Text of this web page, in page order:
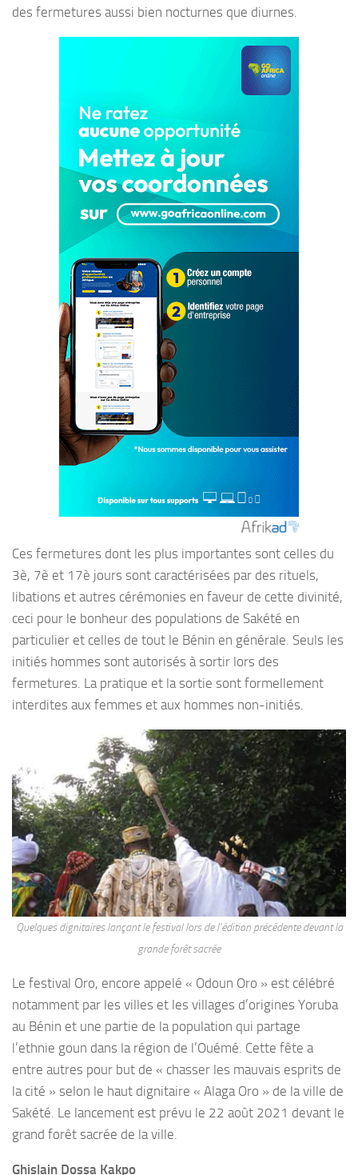
des fermetures aussi bien nocturnes que diurnes.
Ces fermetures dont les plus importantes sont celles du
3è, 7è et 17è jours sont caractérisées par des rituels,
libations et autres cérémonies en faveur de cette divinité,
ceci pour le bonheur des populations de Sakété en
particulier et celles de tout le Bénin en générale. Seuls les
initiés hommes sont autorisés à sortir lors des
fermetures. La pratique et la sortie sont formellement
interdites aux femmes et aux hommes non-initiés.
Quelques dignitaires lançant le festival lors de l’édition précédente devant la
grande forêt sacrée
Le festival Oro, encore appelé « Odoun Oro » est célébré
notamment par les villes et les villages d’origines Yoruba
au Bénin et une partie de la population qui partage
l’ethnie goun dans la région de l’Ouémé. Cette fête a
entre autres pour but de « chasser les mauvais esprits de
la cité » selon le haut dignitaire « Alaga Oro » de la ville de
Sakété. Le lancement est prévu le 22 août 2021 devant le
grand forêt sacrée de la ville.
Ghislain Dossa Kakpo